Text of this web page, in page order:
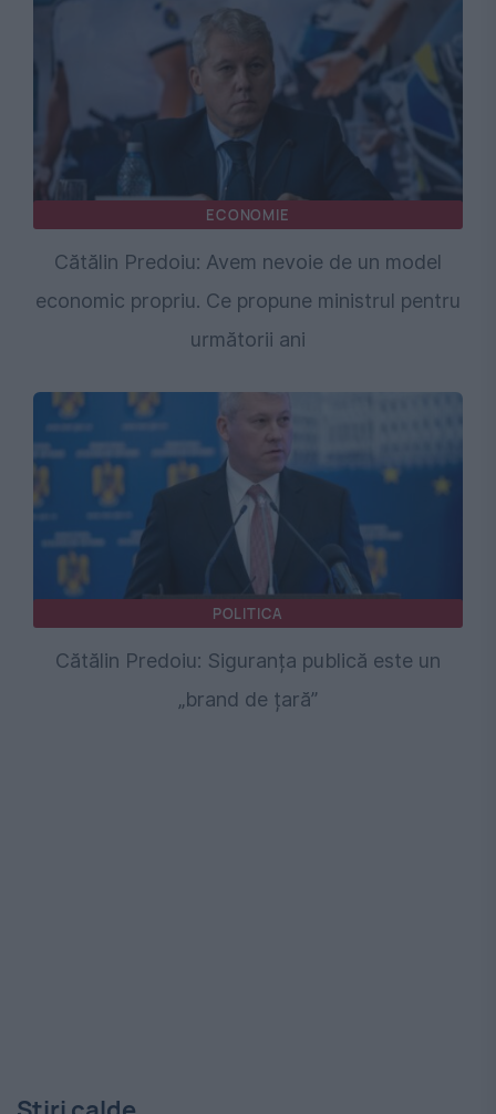
ECONOMIE
Cătălin Predoiu: Avem nevoie de un model
economic propriu. Ce propune ministrul pentru
următorii ani
POLITICA
Cătălin Predoiu: Siguranța publică este un
„brand de țară”